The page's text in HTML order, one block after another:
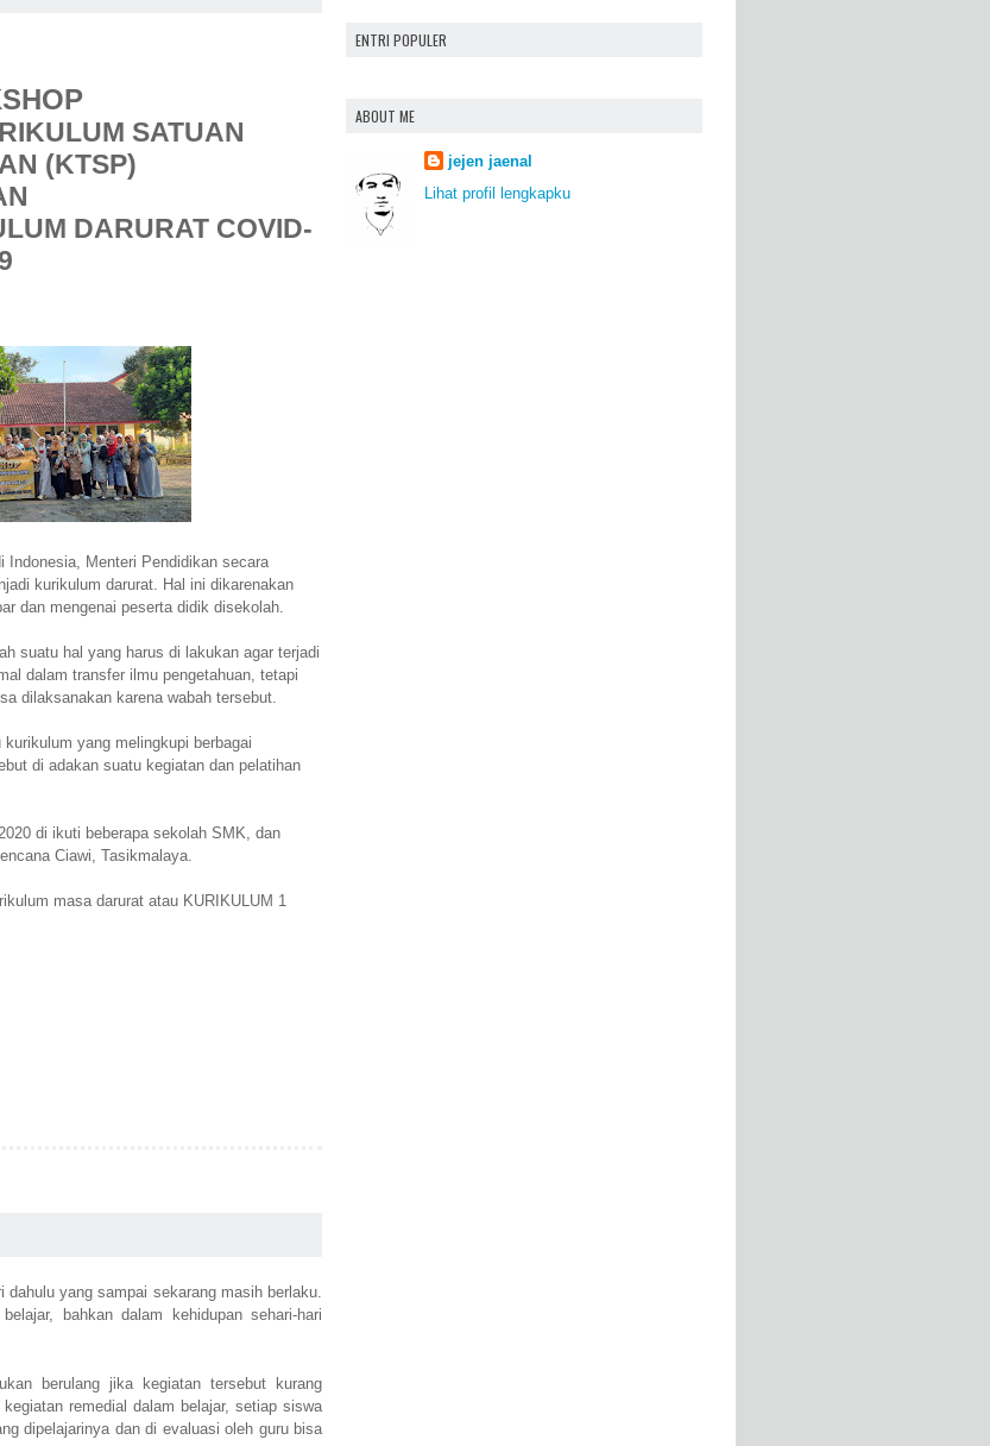
SATUAN
(KTSP)
DARURAT COVID-
Indonesia, Menteri Pendidikan secara
kurikulum darurat. Hal ini dikarenakan
dan mengenai peserta didik disekolah.
suatu hal yang harus di lakukan agar terjadi
dalam transfer ilmu pengetahuan, tetapi
dilaksanakan karena wabah tersebut.
yang melingkupi berbagai
di adakan suatu kegiatan dan pelatihan
di ikuti beberapa sekolah SMK, dan
Ciawi, Tasikmalaya.
masa darurat atau KURIKULUM 1
dahulu yang sampai sekarang masih berlaku.
bahkan dalam kehidupan sehari-hari
berulang jika kegiatan tersebut kurang
remedial dalam belajar, setiap siswa
dipelajarinya dan di evaluasi oleh guru bisa
ENTRI POPULER
ABOUT ME
jejen jaenal
Lihat profil lengkapku